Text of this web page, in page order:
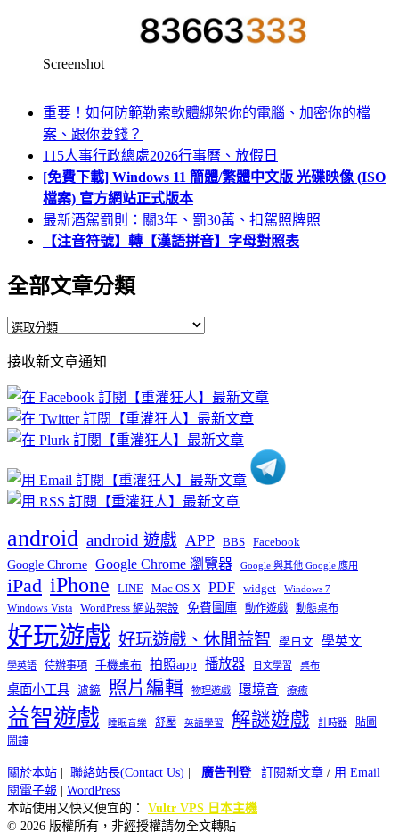
Screenshot
重要！如何防範勒索軟體綁架你的電腦、加密你的檔
案、跟你要錢？
115人事行政總處2026行事曆、放假日
[免費下載] Windows 11 簡體/繁體中文版 光碟映像 (ISO
檔案) 官方網站正式版本
最新酒駕罰則：關3年、罰30萬、扣駕照牌照
【注音符號】轉【漢語拼音】字母對照表
全部文章分類
全
文
章
分
類
接收新文章通知
android android 遊戲 APP BBS Facebook
Google Chrome Google Chrome 瀏覽器 Google 與其他 Google 應用
iPad iPhone LINE Mac OS X PDF widget Windows 7
Windows Vista WordPress 網站架設 免費圖庫 動作遊戲 動態桌布
好玩遊戲 好玩遊戲、休閒益智 學日文 學英文
學英語 待辦事項 手機桌布 拍照app 播放器 日文學習 桌布
桌面小工具 濾鏡 照片編輯 物理遊戲 環境音 療癒
益智遊戲 睡眠音樂 舒壓 英語學習 解謎遊戲 計時器
貼圖
鬧鐘
關於本站 聯絡站長(Contact Us) 廣告刊登| 訂閱新文章 / 用 Email
閱電子報
WordPress
本站使用又快又便宜的： Vultr VPS 日本主機
© 2026 版權所有，非經授權請勿全文轉貼